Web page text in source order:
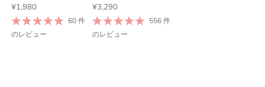
¥1,980
60 件
のレビュー
¥3,290
556 件
のレビュー